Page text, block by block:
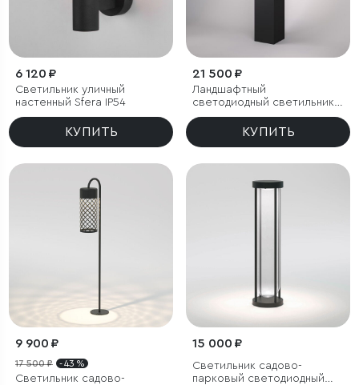
6 120 ₽
Светильник уличный
настенный Sfera IP54
КУПИТЬ
21 500 ₽
Ландшафтный
светодиодный светильник
Frame LED IP54
КУПИТЬ
9 900 ₽
17 500 ₽ - 43 %
Светильник садово-
15 000 ₽
Светильник садово-
парковый светодиодный